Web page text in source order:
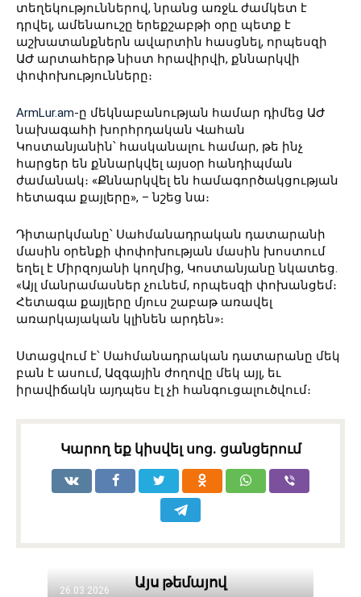
տեղեկություններով, նրանց առջև ժամկետ է
դրվել, ամենաուշը երեքշաբթի օրը պետք է
աշխատանքներն ավարտին հասցնել, որպեսզի
ԱԺ արտահերթ նիստ հրավիրվի, քննարկվի
փոփոխությունները։
ArmLur.am-ը մեկնաբանության համար դիմեց ԱԺ
նախագահի խորհրդական Վահան
Կոստանյանին՝ հասկանալու համար, թե ինչ
հարցեր են քննարկվել այսօր հանդիպման
ժամանակ։ «Քննարկվել են համագործակցության
հետագա քայլերը», – նշեց նա։
Դիտարկմանը՝ Սահմանադրական դատարանի
մասին օրենքի փոփոխության մասին խոստում
եղել է Միրզոյանի կողմից, Կոստանյանը նկատեց․
«Այլ մանրամասներ չունեմ, որպեսզի փոխանցեմ։
Հետագա քայլերը մյուս շաբաթ առավել
առարկայական կլինեն արդեն»։
Ստացվում է՝ Սահմանադրական դատարանը մեկ
բան է ասում, Ազգային ժողովը մեկ այլ, եւ
իրավիճակն այդպես էլ չի հանգուցալուծվում։
Կարող եք կիսվել սոց․ ցանցերում
Այս թեմայով
26.03.2026